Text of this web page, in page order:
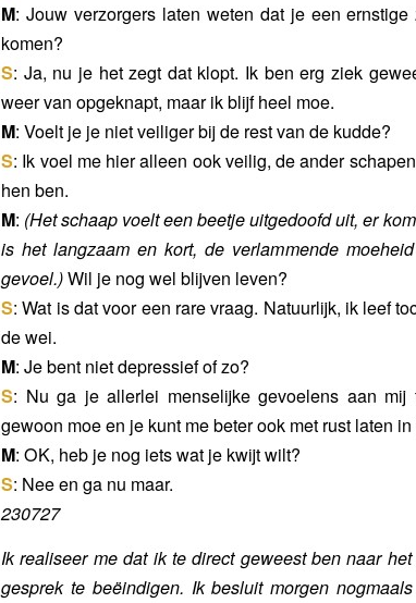
M: Jouw verzorgers laten weten dat je een
komen?
S: Ja, nu je het zegt dat klopt. Ik ben erg ziek
weer van opgeknapt, maar ik blijf heel moe.
M: Voelt je je niet veiliger bij de rest van de kudde?
S: Ik voel me hier alleen ook veilig, de ander
hen ben.
M: (Het schaap voelt een beetje uitgedoofd uit, er
is het langzaam en kort, de verlammende
gevoel.)Wil je nog wel blijven leven?
S: Wat is dat voor een rare vraag. Natuurlijk, ik leef
de wei.
M: Je bent niet depressief of zo?
S: Nu ga je allerlei menselijke gevoelens aan
gewoon moe en je kunt me beter ook met rust laten
M: OK, heb je nog iets wat je kwijt wilt?
S: Nee en ga nu maar.
230727
Ik realiseer me dat ik te direct geweest ben naar
gesprek te beëindigen. Ik besluit morgen